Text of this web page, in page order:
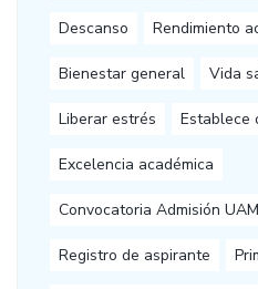
Descanso Rendimiento
Bienestar general Vida
Liberar estrés Establece
Excelencia académica
Convocatoria Admisión
Registro de aspirante